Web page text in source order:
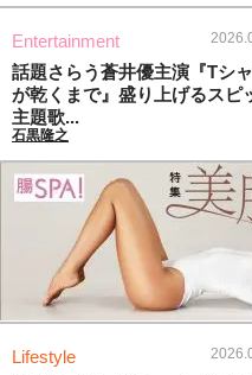
Entertainment
話題さらう蒼井優主演『Tシ
が乾くまで』盛り上げるスピ
主題歌...
石黒隆之
Lifestyle